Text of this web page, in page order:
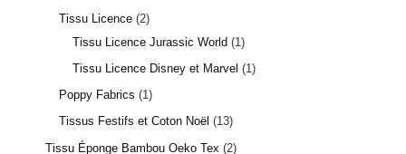
Tissu Licence 2
Tissu Licence Jurassic World 1
Tissu Licence Disney et Marvel
1
Poppy Fabrics
1
Tissus Festifs et Coton Noël
13
Tissu Éponge Bambou Oeko Tex
2